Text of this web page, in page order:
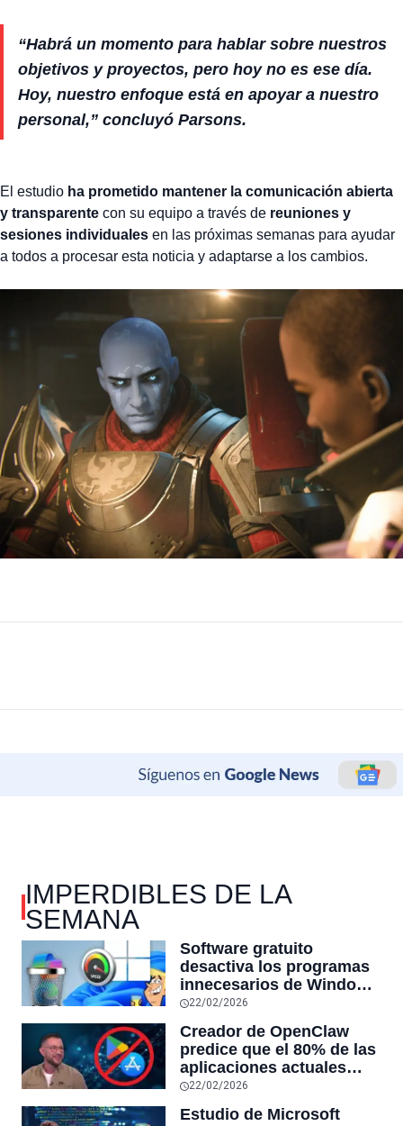
“Habrá un momento para hablar sobre nuestros
objetivos y proyectos, pero hoy no es ese día.
Hoy, nuestro enfoque está en apoyar a nuestro
personal,” concluyó Parsons.
El estudio ha prometido mantener la comunicación abierta
y transparente con su equipo a través de reuniones y
sesiones individuales en las próximas semanas para ayudar
a todos a procesar esta noticia y adaptarse a los cambios.
IMPERDIBLES DE LA
SEMANA
Software gratuito
desactiva los programas
innecesarios de Windows
11 y optimiza el PC,
RAM y mucho más
22/02/2026
Creador de OpenClaw
predice que el 80% de las
aplicaciones actuales
desaparecerán en el
las aplicaciones con
22/02/2026
Estudio de Microsoft